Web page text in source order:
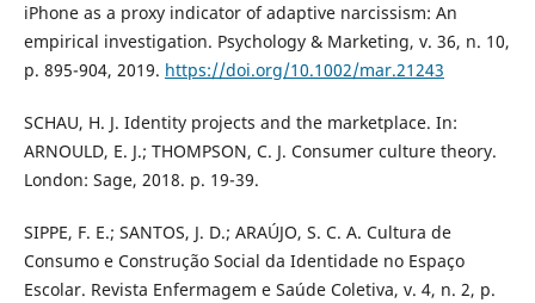
iPhone as a proxy indicator of adaptive narcissism: An
empirical investigation. Psychology & Marketing, v. 36, n. 10,
p. 895-904, 2019. https://doi.org/10.1002/mar.21243
SCHAU, H. J. Identity projects and the marketplace. In:
ARNOULD, E. J.; THOMPSON, C. J. Consumer culture theory.
London: Sage, 2018. p. 19-39.
SIPPE, F. E.; SANTOS, J. D.; ARAÚJO, S. C. A. Cultura de
Consumo e Construção Social da Identidade no Espaço
Escolar. Revista Enfermagem e Saúde Coletiva, v. 4, n. 2, p.